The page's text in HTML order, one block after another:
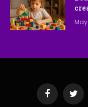
Facebook